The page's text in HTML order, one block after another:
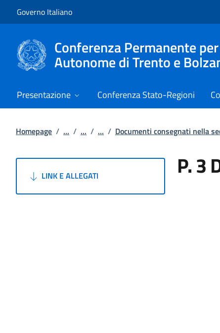
Governo Italiano
Conferenza Permanente
Autonome di Trento e
Presentazione Conferenza Stato-Regioni
Homepage / ... / ... / ... / Documenti consegnati nella
LINK E ALLEGATI P. 3